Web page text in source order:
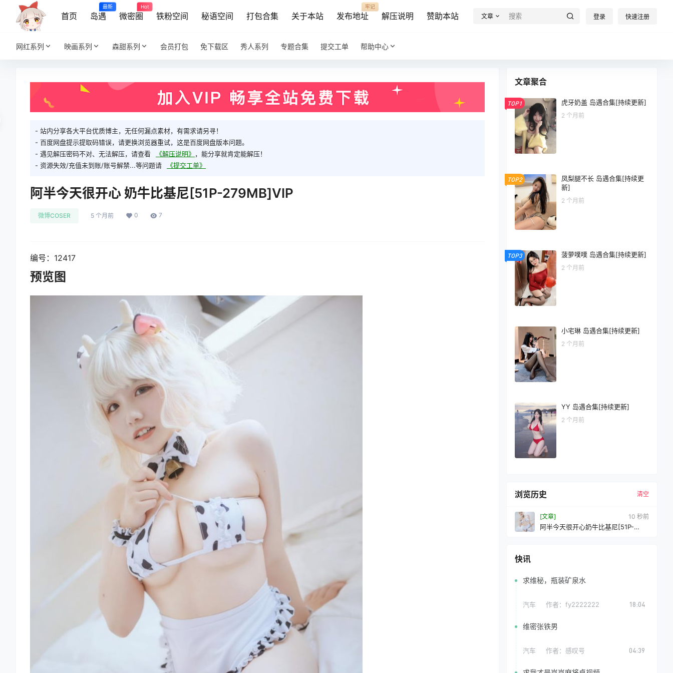
首页 岛遇
最新
微密圈
Hot
铁粉空间 秘语空间 打包合集 关于本站 发布地址
牢记
解压说明 赞助本站 文章 登录 快速注册
网红系列 映画系列 森甜系列 会员打包 免下载区 秀人系列 专题合集 提交工单 帮助中心
- 站内分享各大平台优质博主，无任何漏点素材，有需求请另寻！
- 百度网盘提示提取码错误，请更换浏览器重试，这是百度网盘版本问题。
- 遇见解压密码不对、无法解压，请查看
《解压说明》 ，能分享就肯定能解压！
- 资源失效/充值未到账/账号解禁...等问题请
《提交工单》
阿半今天很开心 奶牛比基尼[51P-279MB]VIP
微博COSER 5 个月前 0 7
编号：12417
预览图
文章聚合
TOP1 虎牙奶盖 岛遇合集[持续更新]
2 个月前
TOP2
凤梨腿不长 岛遇合集[持续更
新]
2 个月前
TOP3 菠萝噗噗 岛遇合集[持续更新]
2 个月前
小宅琳 岛遇合集[持续更新]
2 个月前
YY 岛遇合集[持续更新]
2 个月前
浏览历史 清空
[文章] 11 秒前
阿半今天很开心奶牛比基尼[51P-
快讯
求维秘，瓶装矿泉水
汽车 作者： fy2222222 18:04
维密张铁男
汽车 作者： 感叹号 04:39